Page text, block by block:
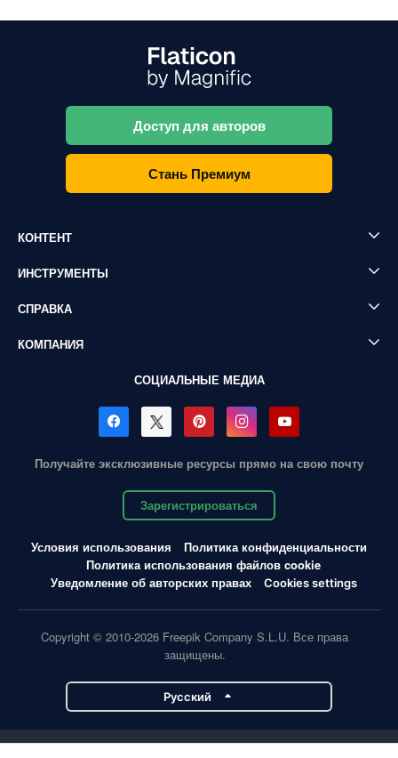
Доступ для авторов
Стань Премиум
КОНТЕНТ
ИНСТРУМЕНТЫ
СПРАВКА
КОМПАНИЯ
СОЦИАЛЬНЫЕ МЕДИА
Получайте эксклюзивные ресурсы прямо на свою почту
Зарегистрироваться
Условия использования
Политика конфиденциальности
Политика использования файлов cookie
Уведомление об авторских правах
Cookies settings
Copyright © 2010-2026 Freepik Company S.L.U. Все права
защищены.
Pусский